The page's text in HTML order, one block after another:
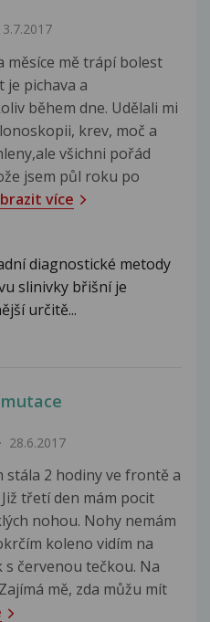
3.7.2017
měsíce mě trápí bolest
je pichava a
během dne. Udělali mi
krev, moč a
všichni pořád
jsem půl roku po
více
diagnostické metody
slinivky břišní je
určitě...
28.6.2017
stála 2 hodiny ve frontě a
třetí den mám pocit
nohou. Nohy nemám
koleno vidím na
červenou tečkou. Na
mě, zda můžu mít